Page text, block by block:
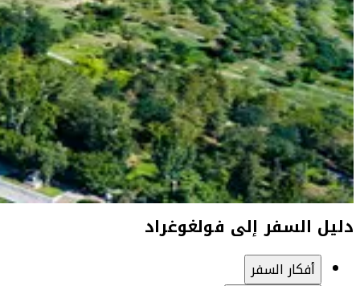
دليل السفر إلى فولغوغراد
أفكار السفر